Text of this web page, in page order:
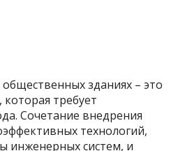
зданиях – это
которая требует
Сочетание внедрения
технологий,
инженерных систем, и